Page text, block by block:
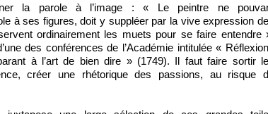
la parole à l’image : « Le peintre ne
à ses figures, doit y suppléer par la vive expression
ordinairement les muets pour se faire entendre
des conférences de l’Académie intitulée «
à l’art de bien dire » (1749). Il faut faire sortir
créer une rhétorique des passions, au risque